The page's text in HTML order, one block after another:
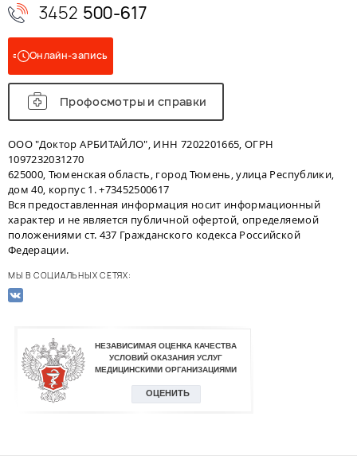
3452 500-617
Онлайн-запись
Профосмотры и справки
ООО "Доктор АРБИТАЙЛО", ИНН 7202201665, ОГРН
1097232031270
625000, Тюменская область, город Тюмень, улица Республики,
дом 40, корпус 1. +73452500617
Вся предоставленная информация носит информационный
характер и не является публичной офертой, определяемой
положениями ст. 437 Гражданского кодекса Российской
Федерации.
МЫ В СОЦИАЛЬНЫХ СЕТЯХ: